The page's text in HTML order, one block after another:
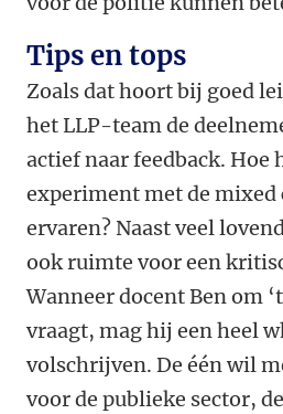
Tips en tops
Zoals dat hoort bij goed
het LLP-team de
actief naar feedback. Hoe
experiment met de mixed
ervaren? Naast veel
ook ruimte voor een
Wanneer docent Ben om
vraagt, mag hij een heel
volschrijven. De één wil
voor de publieke sector,